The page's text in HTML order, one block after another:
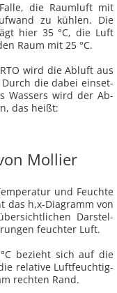
die Raum­luft mit
zu küh­len. Die
hier 35 °C, die Luft
Raum mit 25 °C.
wird die Ab­luft aus
die dabei ein­set­
Was­sers wird der Ab­
das heißt:
Mollier
und Feuch­te
das h,x-Dia­gramm von
Dar­stel­
feuch­ter Luft.
be­zieht sich auf die
re­la­ti­ve Luft­feuch­tig­
rech­ten Rand.